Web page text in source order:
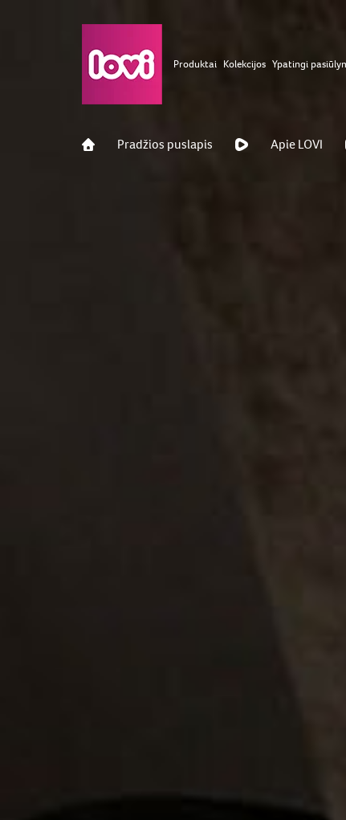
Produktai Kolekcijos Ypatingi
Pradžios puslapis Apie LOVI